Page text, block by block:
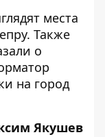
места
. Также
о
на город
Якушев